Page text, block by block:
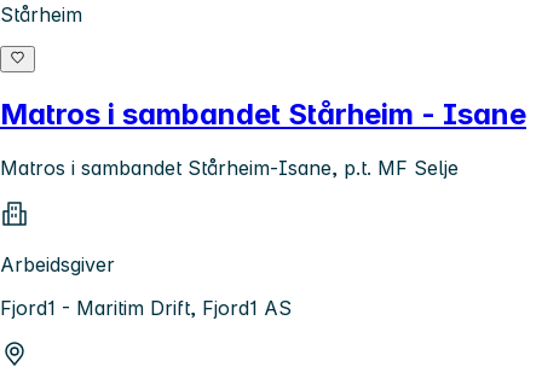
Stårheim
Matros i sambandet Stårheim - Isane
Matros i sambandet Stårheim-Isane, p.t. MF Selje
Arbeidsgiver
Fjord1 - Maritim Drift, Fjord1 AS